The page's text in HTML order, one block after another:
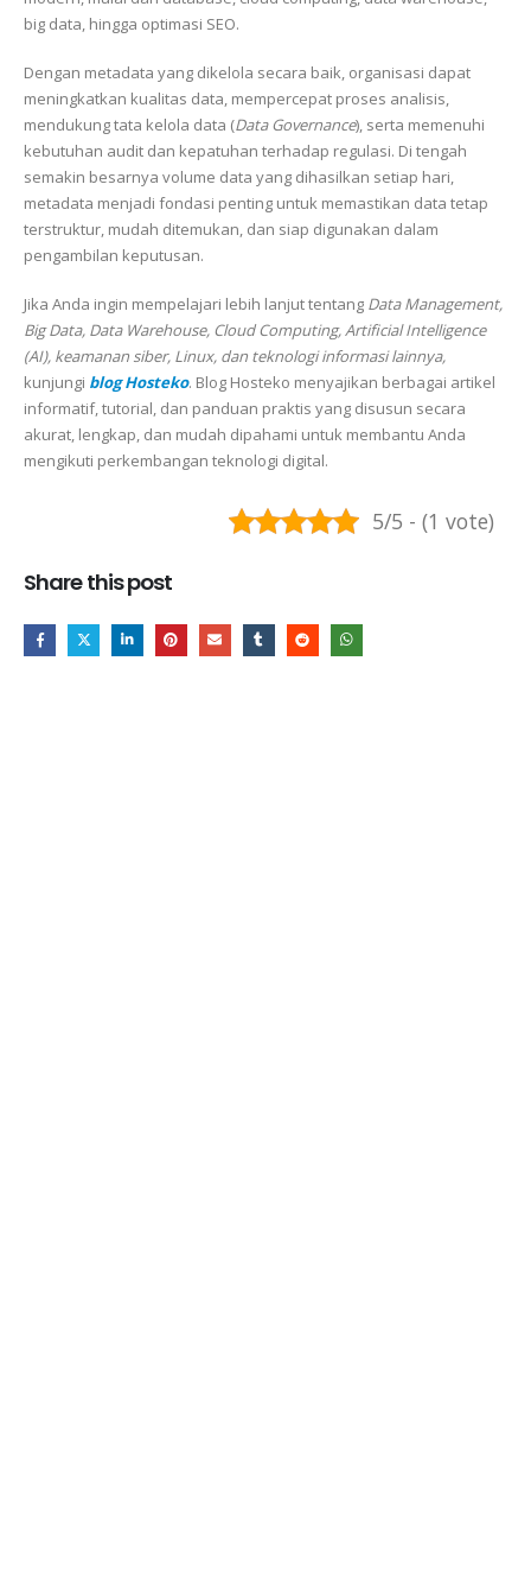
big data, hingga optimasi SEO.
Dengan metadata yang dikelola secara baik, organisasi dapat
meningkatkan kualitas data, mempercepat proses analisis,
mendukung tata kelola data (Data Governance), serta memenuhi
kebutuhan audit dan kepatuhan terhadap regulasi. Di tengah
semakin besarnya volume data yang dihasilkan setiap hari,
metadata menjadi fondasi penting untuk memastikan data tetap
terstruktur, mudah ditemukan, dan siap digunakan dalam
pengambilan keputusan.
Jika Anda ingin mempelajari lebih lanjut tentang Data Management,
Big Data, Data Warehouse, Cloud Computing, Artificial Intelligence
(AI), keamanan siber, Linux, dan teknologi informasi lainnya,
kunjungi blog Hosteko. Blog Hosteko menyajikan berbagai artikel
informatif, tutorial, dan panduan praktis yang disusun secara
akurat, lengkap, dan mudah dipahami untuk membantu Anda
mengikuti perkembangan teknologi digital.
5/5 - (1 vote)
Share this post